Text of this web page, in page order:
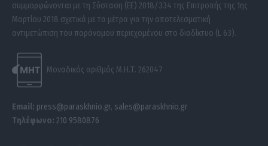
συμμορφώνονται με τη Σύσταση (ΕΕ) 2018/334 της Επιτροπής της 1ης
Μαρτίου 2018 σχετικά με τα μέτρα για την αποτελεσματική
αντιμετώπιση του παράνομου περιεχομένου στο διαδίκτυο (L 63).
Μοναδικός αριθμός Μ.Η.Τ. 262047
Email: press@paraskhnio.gr, sales@paraskhnio.gr
Τηλέφωνο: 210 9580876